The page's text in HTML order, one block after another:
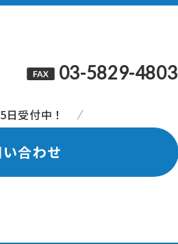
受付中！
合わせ
03-5829-4803